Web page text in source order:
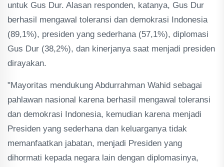
untuk Gus Dur. Alasan responden, katanya, Gus Dur
berhasil mengawal toleransi dan demokrasi Indonesia
(89,1%), presiden yang sederhana (57,1%), diplomasi
Gus Dur (38,2%), dan kinerjanya saat menjadi presiden
dirayakan.
"Mayoritas mendukung Abdurrahman Wahid sebagai
pahlawan nasional karena berhasil mengawal toleransi
dan demokrasi Indonesia, kemudian karena menjadi
Presiden yang sederhana dan keluarganya tidak
memanfaatkan jabatan, menjadi Presiden yang
dihormati kepada negara lain dengan diplomasinya,